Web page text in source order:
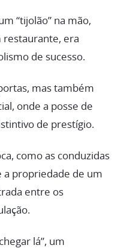
“tijolão” na mão,
restaurante, era
de sucesso.
mas também
onde a posse de
de prestígio.
como as conduzidas
a propriedade de um
entre os
lá”, um